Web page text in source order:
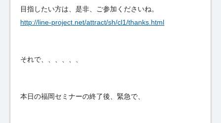
目指したい方は、是非、ご参加くださいね。
http://line-project.net/attract/sh/cl1/thanks.html
それで、、、、、、
本日の福岡セミナーの終了後、緊急で、